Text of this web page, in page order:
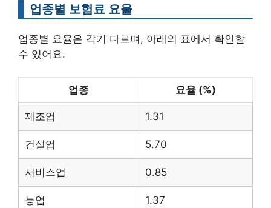
업종별 보험료 요율
업종별 요율은 각기 다르며, 아래의 표에서 확인할
수 있어요.
업종 요율 (%)
제조업 1.31
건설업 5.70
서비스업 0.85
농업 1.37